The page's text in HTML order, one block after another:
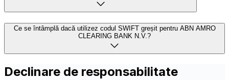
Ce se întâmplă dacă utilizez codul SWIFT greșit pentru ABN AMRO
CLEARING BANK N.V.?
Declinare de responsabilitate